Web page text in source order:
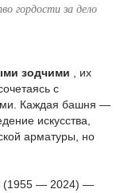
гордости за дело
зодчими , их
с
Каждая башня —
искусства,
арматуры, но
(1955 — 2024) —